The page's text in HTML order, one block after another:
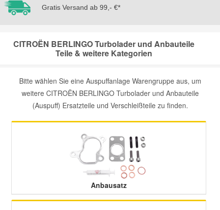
Gratis Versand ab 99,- €*
CITROËN BERLINGO Turbolader und Anbauteile
Teile & weitere Kategorien
Bitte wählen Sie eine Auspuffanlage Warengruppe aus, um
weitere CITROËN BERLINGO Turbolader und Anbauteile
(Auspuff) Ersatzteile und Verschleißteile zu finden.
Anbausatz
Mini Ersatzteile
Mitsubishi Ersatzteile
Porsche Ersatzteile
Seat Ersatzteile
Skoda Ersatzteile